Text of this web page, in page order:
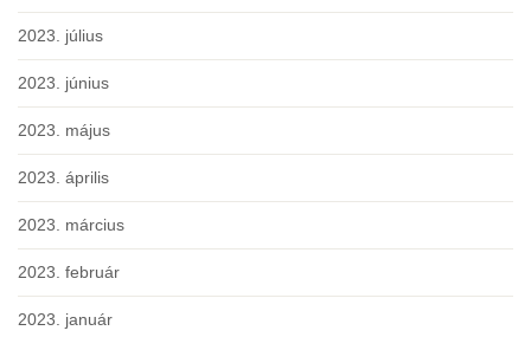
2023. július
2023. június
2023. május
2023. április
2023. március
2023. február
2023. január